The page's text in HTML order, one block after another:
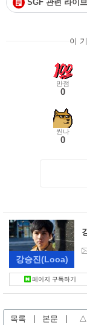
SGF 관련 라이
이
만점
0
씬나
0
강승진 (Looa)
페이지 구독하기
목록 본문